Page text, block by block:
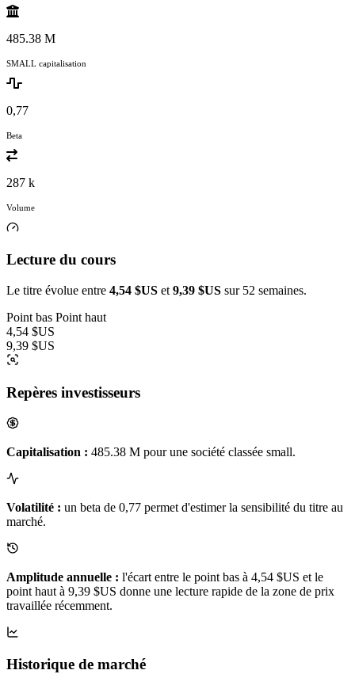
485.38 M
SMALL capitalisation
0,77
Beta
287 k
Volume
Lecture du cours
Le titre évolue entre 4,54 $US et 9,39 $US sur 52 semaines.
Point bas Point haut
4,54 $US
9,39 $US
Repères investisseurs
Capitalisation : 485.38 M pour une société classée small.
Volatilité : un beta de 0,77 permet d'estimer la sensibilité du titre au
marché.
Amplitude annuelle : l'écart entre le point bas à 4,54 $US et le
point haut à 9,39 $US donne une lecture rapide de la zone de prix
travaillée récemment.
Historique de marché